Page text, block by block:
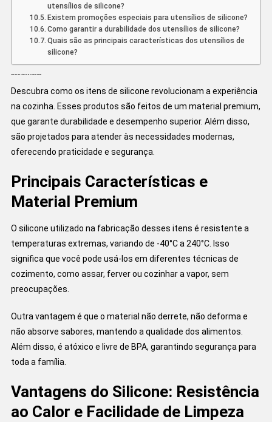
utensílios de silicone?
Existem promoções especiais para utensílios de silicone?
Como garantir a durabilidade dos utensílios de silicone?
Quais são as principais características dos utensílios de
silicone?
Visão Geral dos Utensílios de Silicone na Cozinha
Descubra como os itens de silicone revolucionam a experiência
na cozinha. Esses produtos são feitos de um material premium,
que garante durabilidade e desempenho superior. Além disso,
são projetados para atender às necessidades modernas,
oferecendo praticidade e segurança.
Principais Características e
Material Premium
O silicone utilizado na fabricação desses itens é resistente a
temperaturas extremas, variando de -40°C a 240°C. Isso
significa que você pode usá-los em diferentes técnicas de
cozimento, como assar, ferver ou cozinhar a vapor, sem
preocupações.
Outra vantagem é que o material não derrete, não deforma e
não absorve sabores, mantendo a qualidade dos alimentos.
Além disso, é atóxico e livre de BPA, garantindo segurança para
toda a família.
Vantagens do Silicone: Resistência
ao Calor e Facilidade de Limpeza